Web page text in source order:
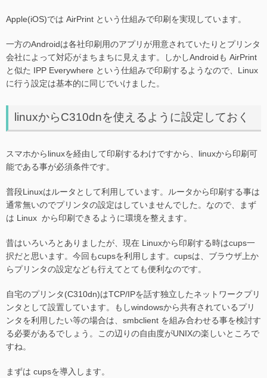
Apple(iOS)では AirPrint という仕組みで印刷を実現しています。
一方のAndroidは各社印刷用のアプリが用意されていたりとプリンタ
会社によって対応がまちまちに見えます。しかしAndroidも AirPrint
と似た IPP Everywhere という仕組みで印刷するようなので、Linux
に行う設定は基本的に同じでいけました。
linuxからC310dnを使えるように設定しておく
スマホからlinuxを経由して印刷するわけですから、linuxから印刷可
能である事が必須条件です。
普段Linuxはルータとして利用しています。ルータから印刷する事は
通常無いのでプリンタの設定はしていませんでした。なので、まず
は Linux から印刷できるように環境を整えます。
昔はいろいろとありましたが、現在 Linuxから印刷する時はcups一
択だと思います。今回もcupsを利用します。cupsは、ブラウザ上か
らプリンタの設定なども行えてとても便利なのです。
自宅のプリンタ(C310dn)はTCP/IPを話す独立したネットワークプリ
ンタとして設置しています。もしwindowsから共有されているプリ
ンタを利用したい等の場合は、smbclient を組み合わせる事を検討す
る必要があるでしょう。この辺りの自由度がUNIXの楽しいところで
すね。
まずは cupsを導入します。